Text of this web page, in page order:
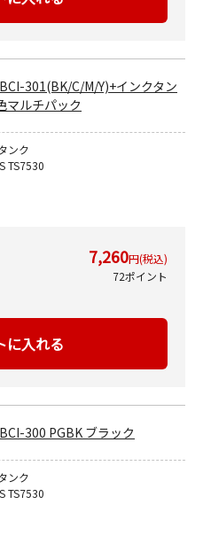
301(BK/C/M/Y)+インクタン
マルチパック
ンク
TS7530
7,260円(税込)
72ポイント
300 PGBK ブラック
ンク
TS7530